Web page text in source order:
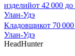
изделийот 42 000 до
Улан-Удэ
Кладовщикот 70 000
Улан-Удэ
HeadHunter